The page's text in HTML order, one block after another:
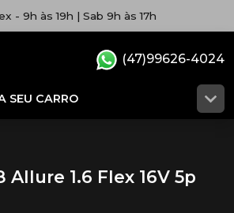
- 9h às 19h | Sab 9h às 17h
SEU CARRO
(47)99626-4024
1.6 Flex 16V 5p